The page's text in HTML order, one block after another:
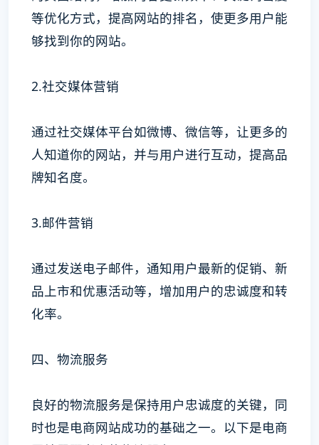
等优化方式，提高网站的排名，使更多用户能
够找到你的网站。
2.社交媒体营销
通过社交媒体平台如微博、微信等，让更多的
人知道你的网站，并与用户进行互动，提高品
牌知名度。
3.邮件营销
通过发送电子邮件，通知用户最新的促销、新
品上市和优惠活动等，增加用户的忠诚度和转
化率。
四、物流服务
良好的物流服务是保持用户忠诚度的关键，同
时也是电商网站成功的基础之一。以下是电商